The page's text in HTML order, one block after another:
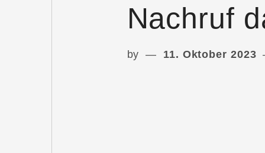
Nachruf
by 11. Oktober 2023